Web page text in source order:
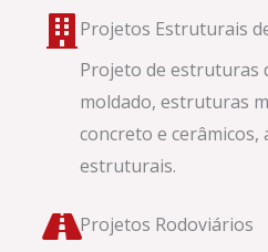
Projetos Estruturais
Projeto de estruturas
moldado, estruturas
concreto e cerâmicos,
estruturais.
Projetos Rodoviários